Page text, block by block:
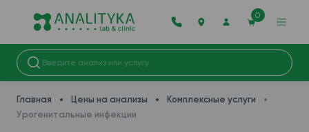
0
Главная Цены на анализы
Комплексные услуги
Урогенитальные инфекции